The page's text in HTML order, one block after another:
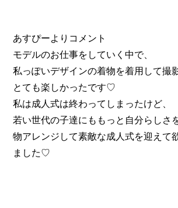
あすぴーよりコメント
モデルのお仕事をしていく中で、
私っぽいデザインの着物を着用して撮
とても楽しかったです♡
私は成人式は終わってしまったけど、
若い世代の子達にももっと自分らしさ
物アレンジして素敵な成人式を迎えて
ました♡